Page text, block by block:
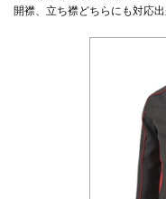
開襟、立ち襟どちらにも対応